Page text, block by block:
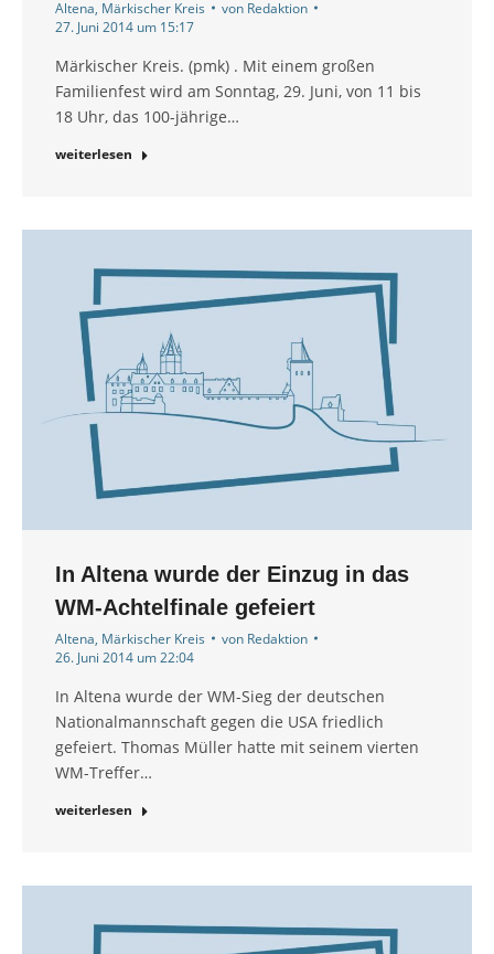
Altena, Märkischer Kreis von Redaktion
27. Juni 2014 um 15:17
Märkischer Kreis. (pmk) . Mit einem großen
Familienfest wird am Sonntag, 29. Juni, von 11 bis
18 Uhr, das 100-jährige…
weiterlesen
In Altena wurde der Einzug in das
WM-Achtelfinale gefeiert
Altena, Märkischer Kreis von Redaktion
26. Juni 2014 um 22:04
In Altena wurde der WM-Sieg der deutschen
Nationalmannschaft gegen die USA friedlich
gefeiert. Thomas Müller hatte mit seinem vierten
WM-Treffer…
weiterlesen